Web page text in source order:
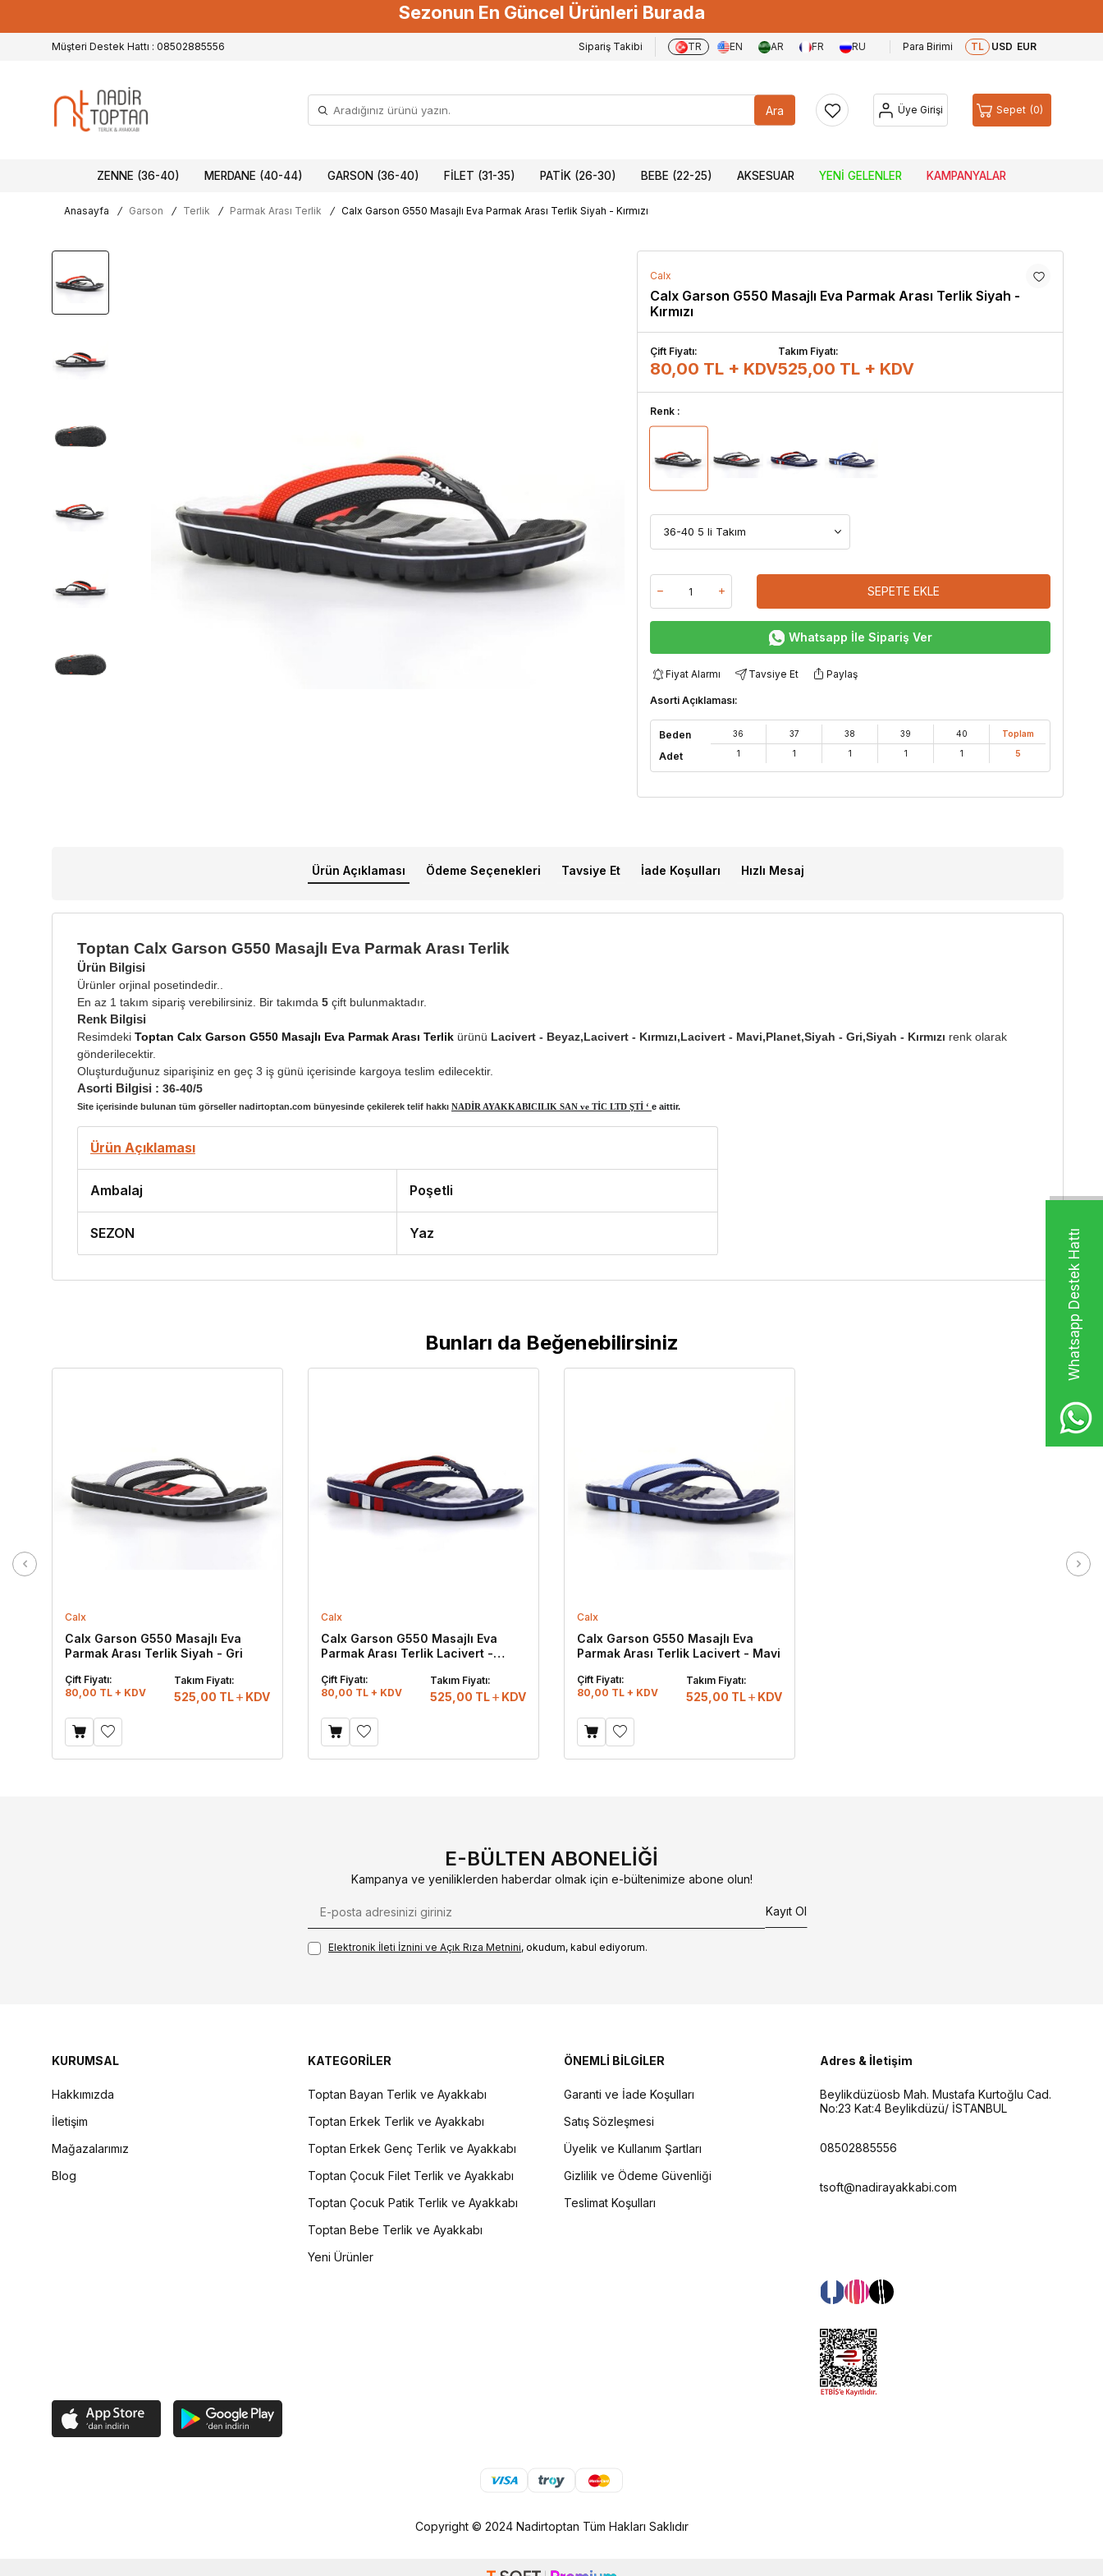
Whatsapp Destek Hattı
Sezonun En Güncel Ürünleri Burada
Müşteri Destek Hattı : 08502885556 Sipariş Takibi TR EN AR FR RU Para Birimi TL USD EUR
Ara Üye Girişi Sepet 0
ZENNE (36-40) MERDANE (40-44) GARSON (36-40) FILET (31-35) PATIK (26-30) BEBE (22-25) AKSESUAR YENI GELENLER KAMPANYALAR
Anasayfa / Garson / Terlik / Parmak Arası Terlik / Calx Garson G550 Masajlı Eva Parmak Arası Terlik Siyah - Kırmızı
Calx
Calx Garson G550 Masajlı Eva Parmak Arası Terlik Siyah -
Kırmızı
Çift Fiyatı:
80,00 TL + KDV
Takım Fiyatı:
525,00 TL + KDV
Renk :
SEPETE EKLE
Whatsapp İle Sipariş Ver
Fiyat Alarmı Tavsiye Et Paylaş
Asorti Açıklaması:
Beden
Adet
36
1
37
1
38
1
39
1
40
1
Toplam
5
Ürün Açıklaması Ödeme Seçenekleri Tavsiye Et İade Koşulları Hızlı Mesaj
Toptan Calx Garson G550 Masajlı Eva Parmak Arası Terlik
Ürün Bilgisi
Ürünler orjinal posetindedir..
En az 1 takım sipariş verebilirsiniz. Bir takımda 5 çift bulunmaktadır.
Renk Bilgisi
Resimdeki Toptan Calx Garson G550 Masajlı Eva Parmak Arası Terlik ürünü Lacivert - Beyaz,Lacivert - Kırmızı,Lacivert - Mavi,Planet,Siyah - Gri,Siyah - Kırmızı renk olarak
gönderilecektir.
Oluşturduğunuz siparişiniz en geç 3 iş günü içerisinde kargoya teslim edilecektir.
Asorti Bilgisi : 36-40/5
Site içerisinde bulunan tüm görseller nadirtoptan.com bünyesinde çekilerek telif hakkı NADİR AYAKKABICILIK SAN ve TİC LTD ŞTİ ‘ e aittir.
Ürün Açıklaması
Ambalaj Poşetli
SEZON Yaz
Bunları da Beğenebilirsiniz
Calx
Calx Garson G550 Masajlı Eva
Parmak Arası Terlik Siyah - Gri
Çift Fiyatı:
80,00 TL + KDV
Takım Fiyatı:
525,00 TL KDV
Calx
Calx Garson G550 Masajlı Eva
Parmak Arası Terlik Lacivert -
Çift Fiyatı:
80,00 TL + KDV
Takım Fiyatı:
525,00 TL KDV
Calx
Calx Garson G550 Masajlı Eva
Parmak Arası Terlik Lacivert - Mavi
Çift Fiyatı:
80,00 TL + KDV
Takım Fiyatı:
525,00 TL KDV
E-BÜLTEN ABONELIĞI
Kampanya ve yeniliklerden haberdar olmak için e-bültenimize abone olun!
Kayıt Ol
Elektronik İleti İzni‌ni ve Açık Rıza Metni‌ni, okudum, kabul ediyorum.
KURUMSAL
Hakkımızda
İletişim
Mağazalarımız
Blog
KATEGORİLER
Toptan Bayan Terlik ve Ayakkabı
Toptan Erkek Terlik ve Ayakkabı
Toptan Erkek Genç Terlik ve Ayakkabı
Toptan Çocuk Filet Terlik ve Ayakkabı
Toptan Çocuk Patik Terlik ve Ayakkabı
Toptan Bebe Terlik ve Ayakkabı
Yeni Ürünler
ÖNEMLİ BİLGİLER
Garanti ve İade Koşulları
Satış Sözleşmesi
Üyelik ve Kullanım Şartları
Gizlilik ve Ödeme Güvenliği
Teslimat Koşulları
Adres & İletişim
Beylikdüzüosb Mah. Mustafa Kurtoğlu Cad.
No:23 Kat:4 Beylikdüzü/ İSTANBUL
08502885556
tsoft@nadirayakkabi.com
Copyright © 2024 Nadirtoptan Tüm Hakları Saklıdır